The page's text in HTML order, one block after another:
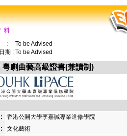
料
: To be Advised
期 : To be Advised
劇曲藝高級證書(兼讀制)
香港公開大學李嘉誠專業進修學院
文化藝術